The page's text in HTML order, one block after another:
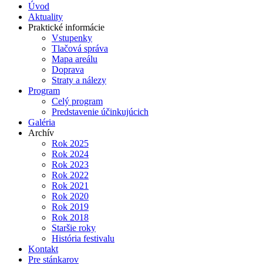
Úvod
Aktuality
Praktické informácie
Vstupenky
Tlačová správa
Mapa areálu
Doprava
Straty a nálezy
Program
Celý program
Predstavenie účinkujúcich
Galéria
Archív
Rok 2025
Rok 2024
Rok 2023
Rok 2022
Rok 2021
Rok 2020
Rok 2019
Rok 2018
Staršie roky
História festivalu
Kontakt
Pre stánkarov